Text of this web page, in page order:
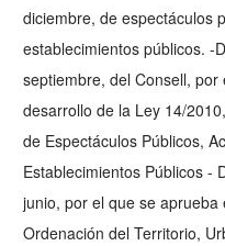
diciembre, de espectáculos
establecimientos públicos. -
septiembre, del Consell,
desarrollo de la Ley 14/
de Espectáculos Públicos,
Establecimientos Públicos -
junio, por el que se
Ordenación del Territorio,